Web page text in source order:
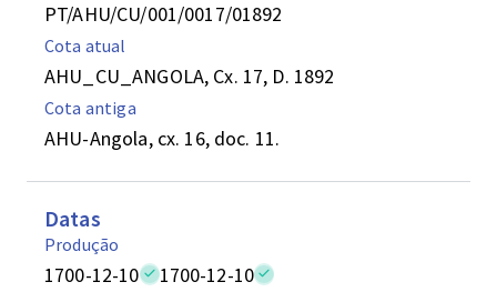
PT/AHU/CU/001/0017/01892
Cota atual
AHU_CU_ANGOLA, Cx. 17, D. 1892
Cota antiga
AHU-Angola, cx. 16, doc. 11.
Datas
Produção
1700-12-10 1700-12-10